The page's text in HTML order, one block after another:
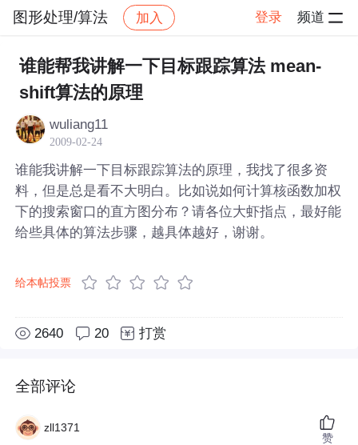
图形处理/算法 加入 登录 频道
社区 图形处理/算法 帖子详情
谁能帮我讲解一下目标跟踪算法 mean-
shift算法的原理
wuliang11
2009-02-24
谁能我讲解一下目标跟踪算法的原理，我找了很多资
料，但是总是看不大明白。比如说如何计算核函数加权
下的搜索窗口的直方图分布？请各位大虾指点，最好能
给些具体的算法步骤，越具体越好，谢谢。
给本帖投票
2640 20 打赏
全部评论
zll1371
赞